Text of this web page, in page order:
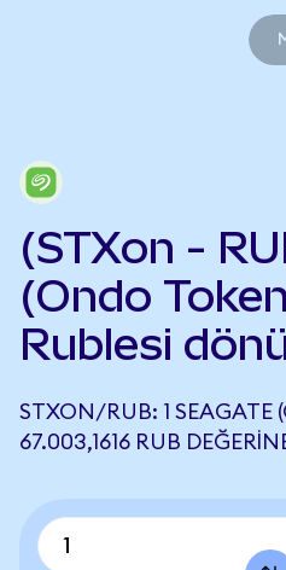
(STXon -
(Ondo
Rublesi
STXON/RUB: 1 SEAGATE
67.003,1616 RUB